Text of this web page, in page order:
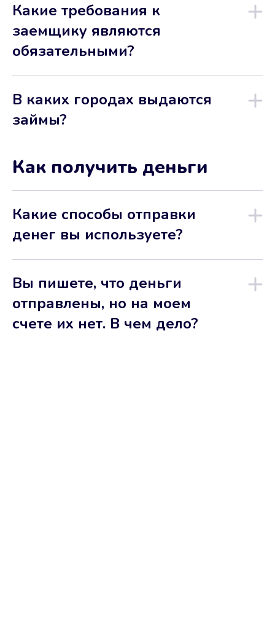
Какие требования к
заемщику являются
обязательными?
В каких городах выдаются
займы?
Как получить деньги
Какие способы отправки
денег вы используете?
Вы пишете, что деньги
отправлены, но на моем
счете их нет. В чем дело?